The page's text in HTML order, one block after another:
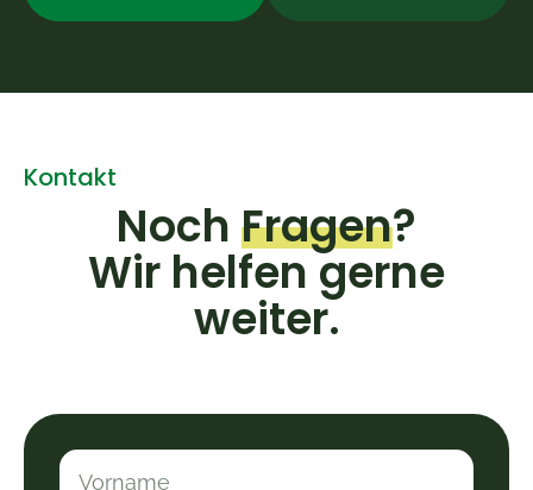
Kontakt
Noch Fragen?
Wir helfen gerne
weiter.